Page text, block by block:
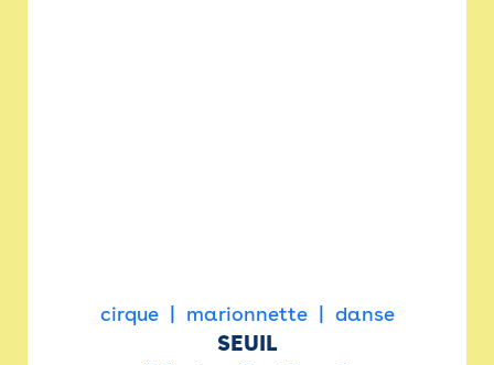
cirque marionnette danse
SEUIL